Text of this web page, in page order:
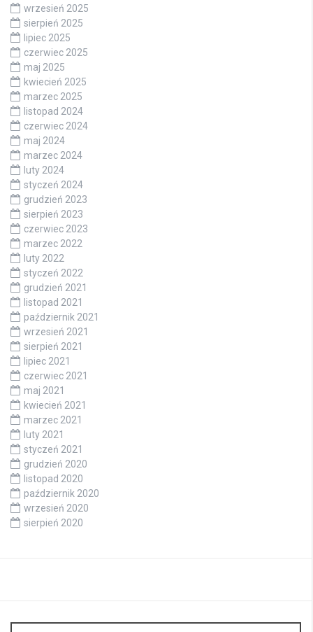
wrzesień 2025
sierpień 2025
lipiec 2025
czerwiec 2025
maj 2025
kwiecień 2025
marzec 2025
listopad 2024
czerwiec 2024
maj 2024
marzec 2024
luty 2024
styczeń 2024
grudzień 2023
sierpień 2023
czerwiec 2023
marzec 2022
luty 2022
styczeń 2022
grudzień 2021
listopad 2021
październik 2021
wrzesień 2021
sierpień 2021
lipiec 2021
czerwiec 2021
maj 2021
kwiecień 2021
marzec 2021
luty 2021
styczeń 2021
grudzień 2020
listopad 2020
październik 2020
wrzesień 2020
sierpień 2020